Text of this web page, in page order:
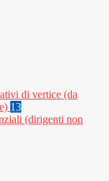
di vertice (da
13
(dirigenti non